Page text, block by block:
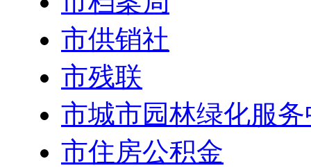
市供销社
市残联
市城市园林绿化服
市住房公积金